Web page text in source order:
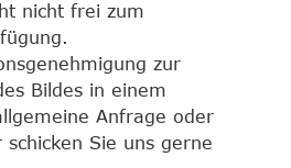
nicht frei zum
zur
Bildes in einem
Anfrage oder
Sie uns gerne